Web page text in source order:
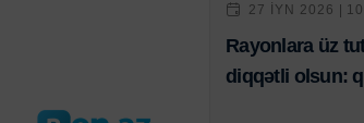
27 IYN 2026 |
Rayonlara üz
diqqətli olsun: